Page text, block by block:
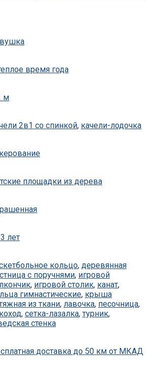
время года
м
2в1 со спинкой, качели-лодочка
площадки из дерева
лет
кольцо, деревянная
с поручнями, игровой
, игровой столик, канат,
гимнастические, крыша
из ткани, лавочка, песочница,
, сетка-лазалка, турник,
стенка
доставка до 50 км от МКАД